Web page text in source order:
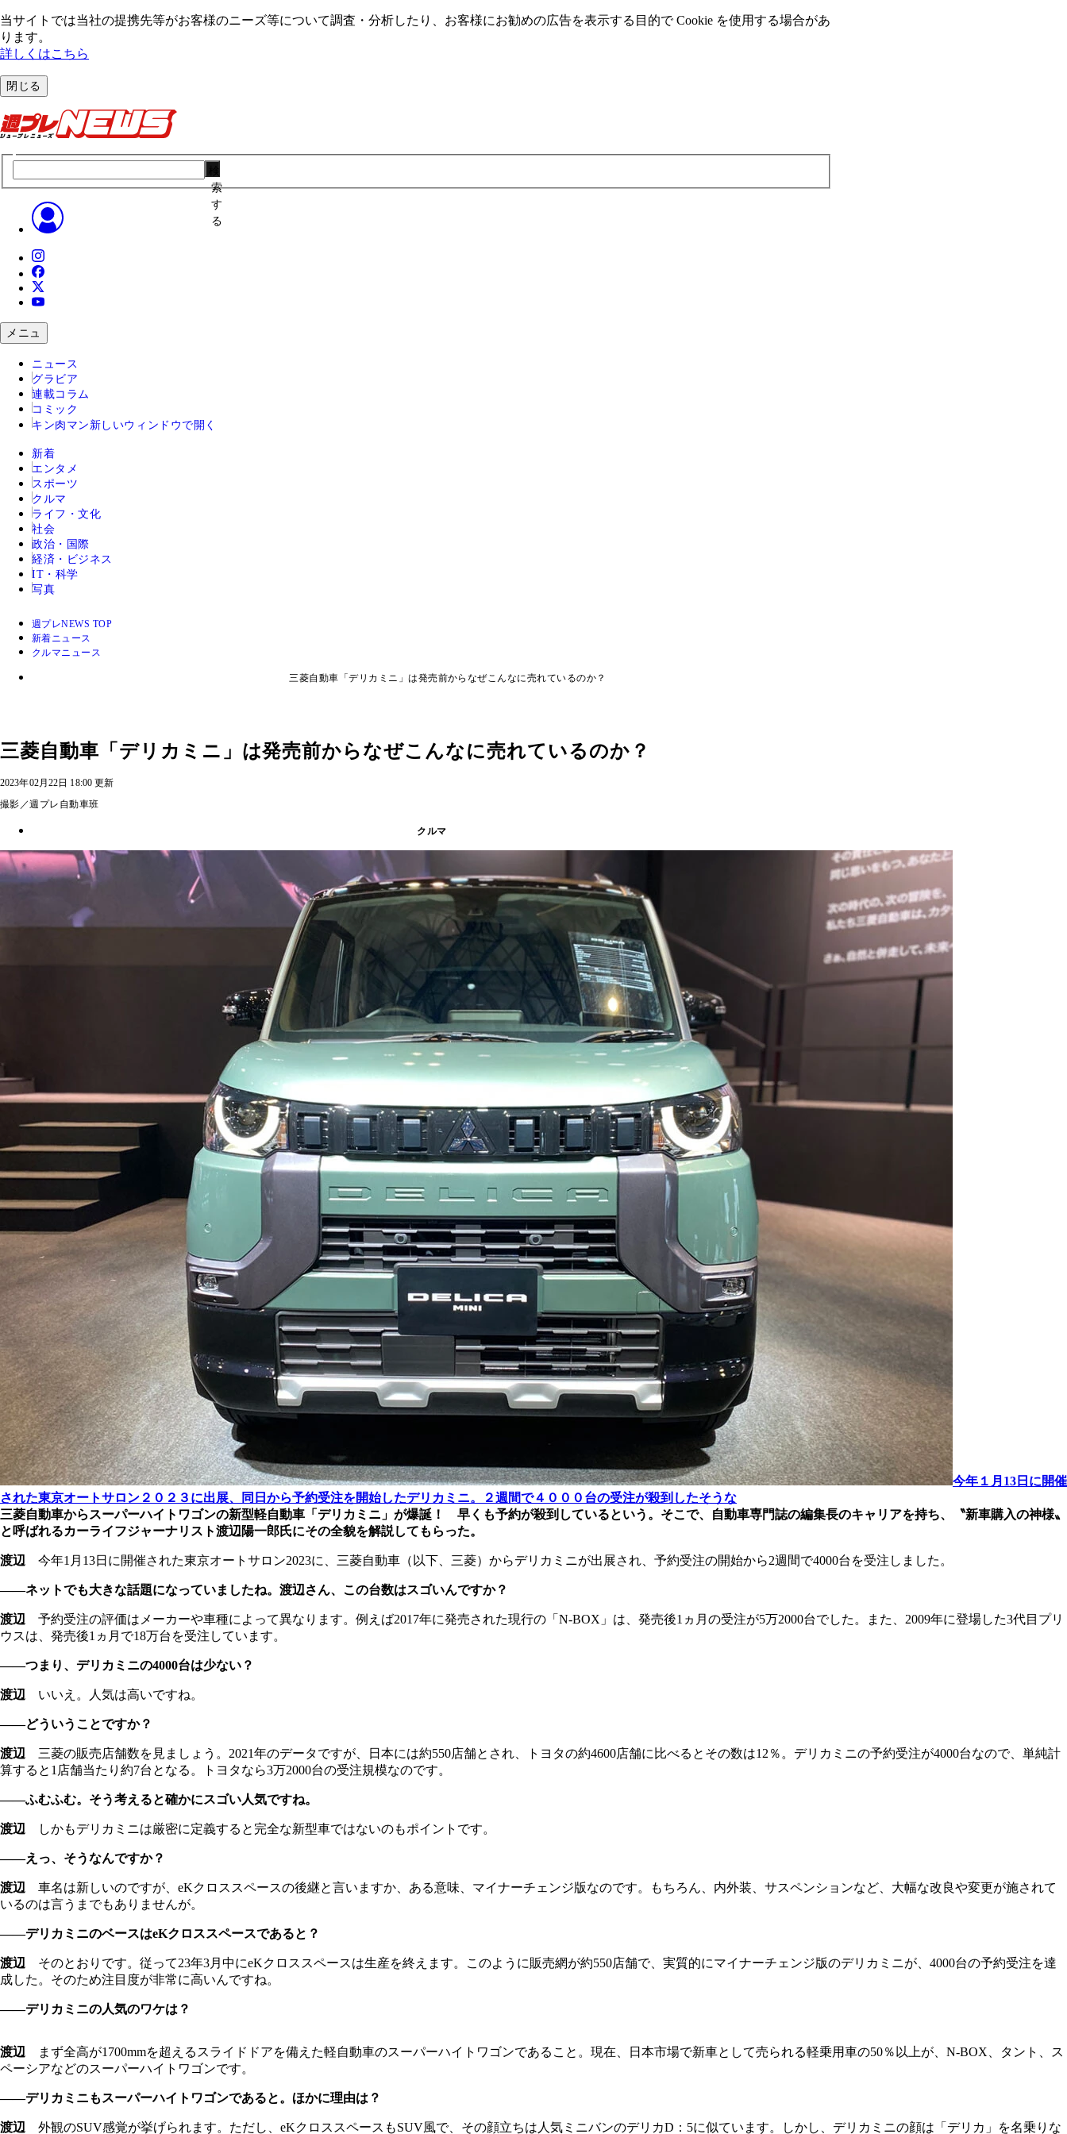
当サイトでは当社の提携先等がお客様のニーズ等について調査・分析したり、お客様にお勧めの広告を表⽰する⽬的で Cookie を使⽤する場合があ
ります。
詳しくはこちら
閉じる
索
す
る
メニュ
ニュース
グラビア
連載コラム
コミック
キン肉マン 新しいウィンドウで開く
新着
エンタメ
スポーツ
クルマ
ライフ・文化
社会
政治・国際
経済・ビジネス
IT・科学
写真
週プレNEWS TOP
新着ニュース
クルマニュース
三菱自動車「デリカミニ」は発売前からなぜこんなに売れているのか？
三菱自動車「デリカミニ」は発売前からなぜこんなに売れているのか？
2023年02月22日 18:00 更新
撮影／週プレ自動車班
クルマ
今年１月13日に開催
された東京オートサロン２０２３に出展、同日から予約受注を開始したデリカミニ。２週間で４０００台の受注が殺到したそうな
三菱自動車からスーパーハイトワゴンの新型軽自動車「デリカミニ」が爆誕！ 早くも予約が殺到しているという。そこで、自動車専門誌の編集長のキャリアを持ち、〝新車購入の神様〟
と呼ばれるカーライフジャーナリスト渡辺陽一郎氏にその全貌を解説してもらった。
渡辺 今年1月13日に開催された東京オートサロン2023に、三菱自動車（以下、三菱）からデリカミニが出展され、予約受注の開始から2週間で4000台を受注しました。
――ネットでも大きな話題になっていましたね。渡辺さん、この台数はスゴいんですか？
渡辺 予約受注の評価はメーカーや車種によって異なります。例えば2017年に発売された現行の「N‐BOX」は、発売後1ヵ月の受注が5万2000台でした。また、2009年に登場した3代目プリ
ウスは、発売後1ヵ月で18万台を受注しています。
――つまり、デリカミニの4000台は少ない？
渡辺 いいえ。人気は高いですね。
――どういうことですか？
渡辺 三菱の販売店舗数を見ましょう。2021年のデータですが、日本には約550店舗とされ、トヨタの約4600店舗に比べるとその数は12％。デリカミニの予約受注が4000台なので、単純計
算すると1店舗当たり約7台となる。トヨタなら3万2000台の受注規模なのです。
――ふむふむ。そう考えると確かにスゴい人気ですね。
渡辺 しかもデリカミニは厳密に定義すると完全な新型車ではないのもポイントです。
――えっ、そうなんですか？
渡辺 車名は新しいのですが、eKクロススペースの後継と言いますか、ある意味、マイナーチェンジ版なのです。もちろん、内外装、サスペンションなど、大幅な改良や変更が施されて
いるのは言うまでもありませんが。
――デリカミニのベースはeKクロススペースであると？
渡辺 そのとおりです。従って23年3月中にeKクロススペースは生産を終えます。このように販売網が約550店舗で、実質的にマイナーチェンジ版のデリカミニが、4000台の予約受注を達
成した。そのため注目度が非常に高いんですね。
――デリカミニの人気のワケは？
渡辺 まず全高が1700mmを超えるスライドドアを備えた軽自動車のスーパーハイトワゴンであること。現在、日本市場で新車として売られる軽乗用車の50％以上が、N‐BOX、タント、ス
ペーシアなどのスーパーハイトワゴンです。
――デリカミニもスーパーハイトワゴンであると。ほかに理由は？
渡辺 外観のSUV感覚が挙げられます。ただし、eKクロススペースもSUV風で、その顔立ちは人気ミニバンのデリカD：5に似ています。しかし、デリカミニの顔は「デリカ」を名乗りな